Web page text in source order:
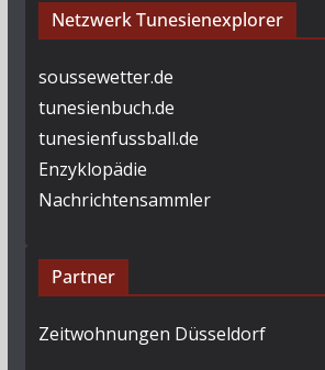
Netzwerk Tunesienexplorer
soussewetter.de
tunesienbuch.de
tunesienfussball.de
Enzyklopädie
Nachrichtensammler
Partner
Zeitwohnungen Düsseldorf